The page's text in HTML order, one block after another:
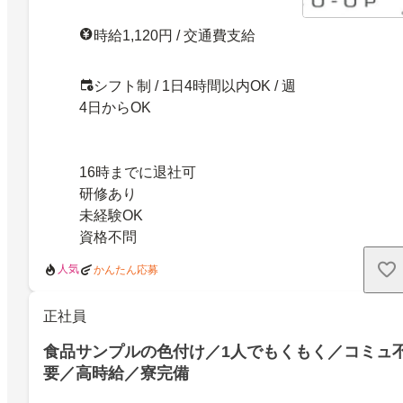
時給1,120円 / 交通費支給
シフト制 / 1日4時間以内OK / 週
4日からOK
16時までに退社可
研修あり
未経験OK
資格不問
人気 かんたん応募
正社員
食品サンプルの色付け／1人でもくもく／コミュ
要／高時給／寮完備